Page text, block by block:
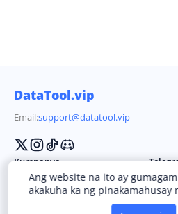
DataTool.vip
Email:support@datatool.vip
Kumpanya
Mga Tuntunin ng Serbisyo
Ang website na ito ay
akakuha ka ng pinakamahusay